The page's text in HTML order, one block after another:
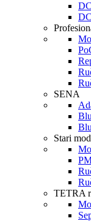
SENA
Stari
TETRA